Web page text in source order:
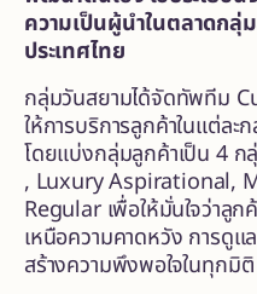
ความเป็นผู้นำในตลาดก
ประเทศไทย
กลุ่มวันสยามได้จัดทัพทีม
ให้การบริการลูกค้าในแต่ละ
โดยแบ่งกลุ่มลูกค้าเป็น 4
, Luxury Aspirational,
Regular เพื่อให้มั่นใจว่าลูก
เหนือความคาดหวัง การดู
สร้างความพึงพอใจในทุกมิติ